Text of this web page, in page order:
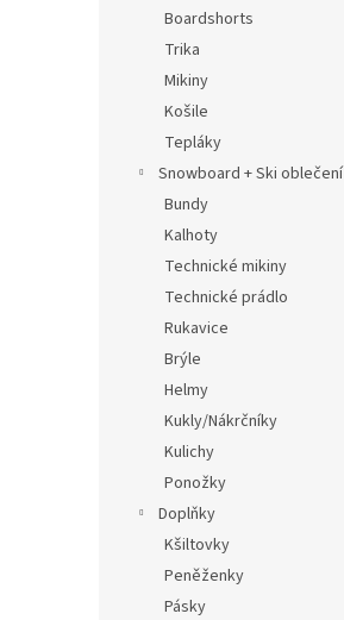
Boardshorts
Trika
Mikiny
Košile
Tepláky
Snowboard + Ski oblečení
Bundy
Kalhoty
Technické mikiny
Technické prádlo
Rukavice
Brýle
Helmy
Kukly/Nákrčníky
Kulichy
Ponožky
Doplňky
Kšiltovky
Peněženky
Pásky